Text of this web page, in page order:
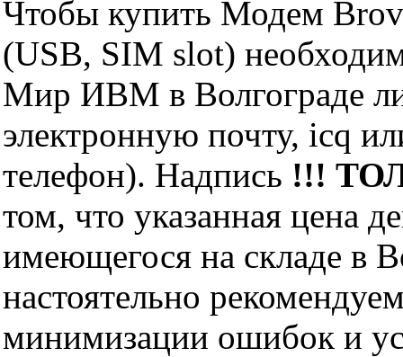
Чтобы купить Модем
(USB, SIM slot)
Мир ИВМ в Волгограде
электронную почту, icq
телефон). Надпись !!!
том, что указанная цена
имеющегося на складе в
настоятельно
минимизации ошибок и